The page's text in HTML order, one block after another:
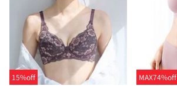
15%off
MAX74%off